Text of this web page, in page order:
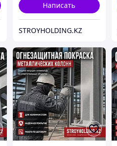
Написать
STROYHOLDING.KZ